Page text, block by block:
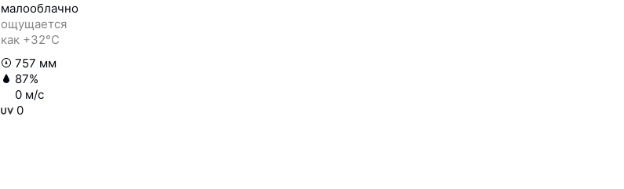
малооблачно
ощущается
как +32°C
757 мм
87%
0 м/с
0